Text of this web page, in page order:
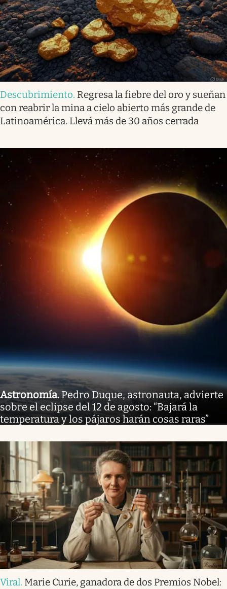
Descubrimiento. Regresa la fiebre del oro y sueñan
con reabrir la mina a cielo abierto más grande de
Latinoamérica. Llevá más de 30 años cerrada
Astronomía. Pedro Duque, astronauta, advierte
sobre el eclipse del 12 de agosto: “Bajará la
temperatura y los pájaros harán cosas raras”
Viral. Marie Curie, ganadora de dos Premios Nobel: